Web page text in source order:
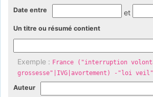
Date entre et
Un titre ou résumé contient
Exemple : France ("interruption
grossesse"|IVG|avortement) -"loi veil"
Auteur